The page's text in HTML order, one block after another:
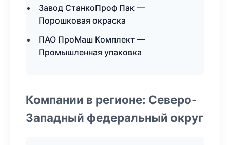
Завод СтанкоПроф Пак —
Порошковая окраска
ПАО ПроМаш Комплект —
Промышленная упаковка
Компании в регионе: Северо-
Западный федеральный округ